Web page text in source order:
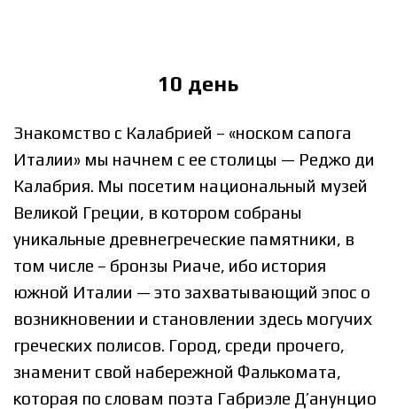
10 день
Знакомство с Калабрией – «носком сапога
Италии» мы начнем с ее столицы — Реджо ди
Калабрия. Мы посетим национальный музей
Великой Греции, в котором собраны
уникальные древнегреческие памятники, в
том числе – бронзы Риаче, ибо история
южной Италии — это захватывающий эпос о
возникновении и становлении здесь могучих
греческих полисов. Город, среди прочего,
знаменит свой набережной Фалькомата,
которая по словам поэта Габриэле Д’анунцио